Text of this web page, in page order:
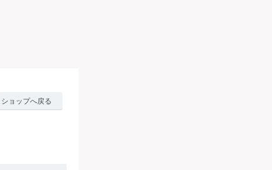
ショップへ戻る